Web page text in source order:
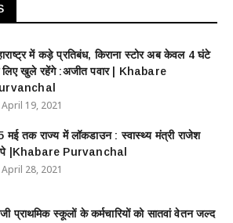
में कड़े प्रतिबंध, किराना स्टोर अब केवल 4 घंटे
खुले रहेंगे :अजीत पवार | Khabare
April 19, 2021
मई तक राज्य में लॉकडाउन : स्वास्थ्य मंत्री राजेश
|Khabare Purvanchal
April 28, 2021
प्राथमिक स्कूलों के कर्मचारियों को सातवां वेतन जल्द